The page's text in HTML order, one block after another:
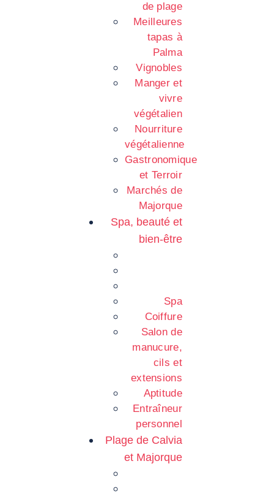
de plage
Meilleures
tapas à
Palma
Vignobles
Manger et
vivre
végétalien
Nourriture
végétalienne
Gastronomique
et Terroir
Marchés de
Majorque
Spa, beauté et
bien-être
Spa
Coiffure
Salon de
manucure,
cils et
extensions
Aptitude
Entraîneur
personnel
Plage de Calvia
et Majorque